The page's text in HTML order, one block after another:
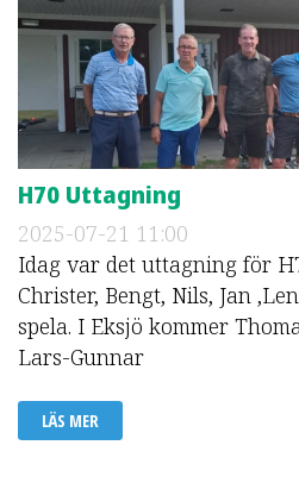
H70 Uttagning
2025-07-21 11:00
Idag var det uttagning för
Christer, Bengt, Nils, Jan
spela. I Eksjö kommer
Lars-Gunnar
LÄS MER